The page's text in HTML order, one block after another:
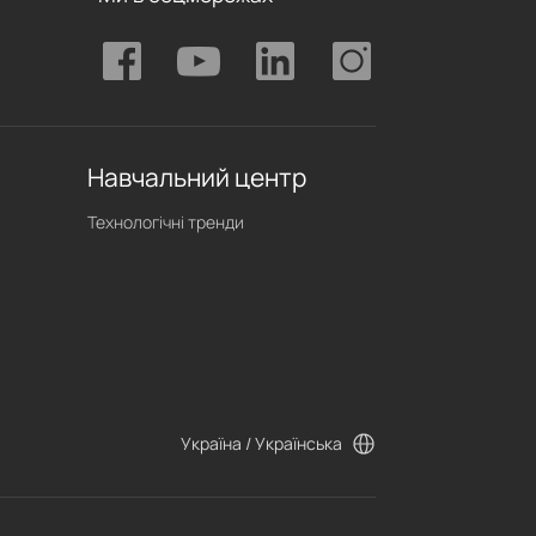
Навчальний центр
Технологічні тренди
Україна / Українська